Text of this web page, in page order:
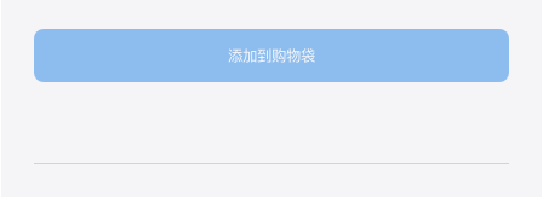
512gb
添加到购物袋